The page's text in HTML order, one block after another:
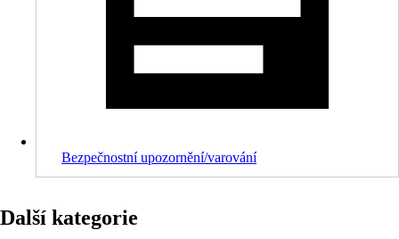
Bezpečnostní upozornění/varování
Další kategorie